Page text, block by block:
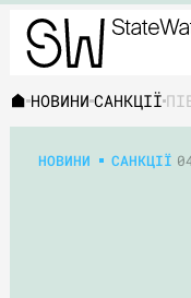
НОВИНИ САНКЦІЇ
НОВИНИ САНКЦІЇ